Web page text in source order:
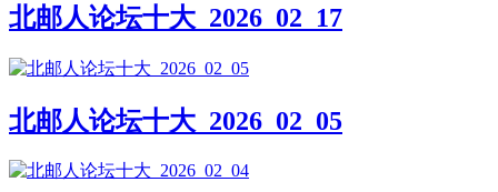
北邮人论坛十大_2026_02_17
北邮人论坛十大_2026_02_05